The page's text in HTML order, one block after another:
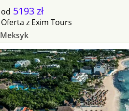
od 5193 zł
Oferta z Exim Tours
Meksyk